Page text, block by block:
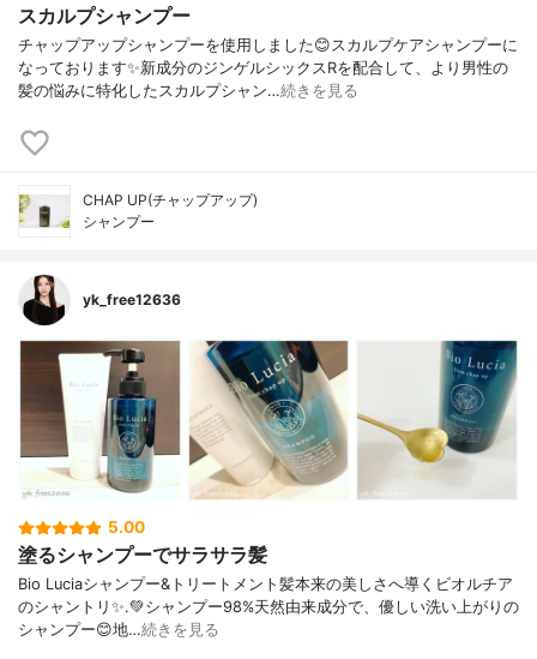
スカルプシャンプー
チャップアップシャンプーを使用しました😊スカルプケアシャンプーに
なっております✨新成分のジンゲルシックスRを配合して、より男性の
髪の悩みに特化したスカルプシャン…続きを見る
CHAP UP(チャップアップ)
シャンプー
yk_free12636
5.00
塗るシャンプーでサラサラ髪
Bio Luciaシャンプー&トリートメント⁡髪本来の美しさへ導くビオルチア
のシャントリ✨⁡.💚シャンプー98%天然由来成分で、優しい洗い上がりの
シャンプー😊地…続きを見る